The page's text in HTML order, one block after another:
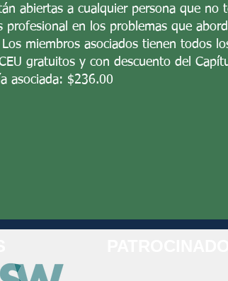
abiertas a cualquier persona que
profesional en los problemas que
miembros asociados tienen todos
gratuitos y con descuento del
asociada: $236.00